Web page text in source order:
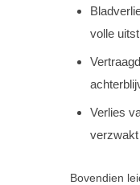
volle
Verlies
Bovendien